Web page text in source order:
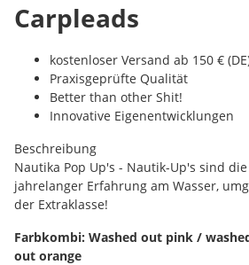
Carpleads
kostenloser Versand ab 150 €
Praxisgeprüfte Qualität
Better than other Shit!
Innovative Eigenentwicklungen
Beschreibung
Nautika Pop Up's - Nautik-Up's sind
jahrelanger Erfahrung am Wasser,
der Extraklasse!
Farbkombi: Washed out pink /
out orange